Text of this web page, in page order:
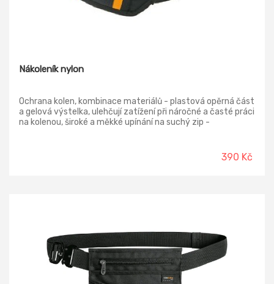
Nákoleník nylon
Ochrana kolen, kombinace materiálů - plastová opěrná část
a gelová výstelka, ulehčují zatížení při náročné a časté práci
na kolenou, široké a měkké upínání na suchý zip -
podlahářské práce, balení : papírový box s eurootvorem.390 Kč